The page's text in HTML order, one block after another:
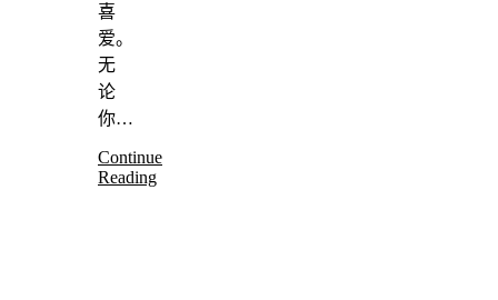
喜
爱。
无
论
你…
Continue
Reading